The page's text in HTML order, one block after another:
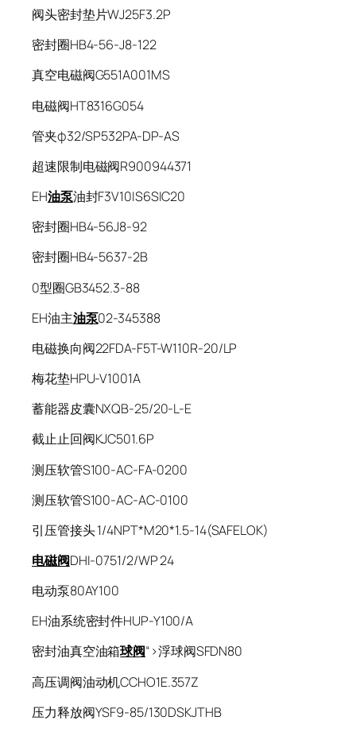
阀头密封垫片WJ25F3.2P
密封圈HB4-56-J8-122
真空电磁阀G551A001MS
电磁阀HT8316G054
管夹φ32/SP532PA-DP-AS
超速限制电磁阀R900944371
EH油泵油封F3V10IS6SIC20
密封圈HB4-56J8-92
密封圈HB4-5637-2B
0型圈GB3452.3-88
EH油主油泵02-345388
电磁换向阀22FDA-F5T-W110R-20/LP
梅花垫HPU-V1001A
蓄能器皮囊NXQB-25/20-L-E
截止止回阀KJC501.6P
测压软管S100-AC-FA-0200
测压软管S100-AC-AC-0100
引压管接头 1/4NPT*M20*1.5-14(SAFELOK)
电磁阀DHI-0751/2/WP 24
电动泵80AY100
EH油系统密封件HUP-Y100/A
密封油真空油箱球阀“>浮球阀SFDN80
高压调阀油动机CCHO1E.357Z
压力释放阀YSF9-85/130DSKJTHB